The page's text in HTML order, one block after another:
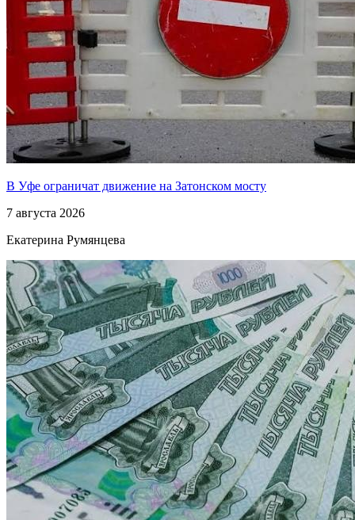
В Уфе ограничат движение на Затонском мосту
7 августа 2026
Екатерина Румянцева